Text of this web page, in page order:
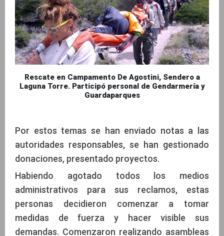
Rescate en Campamento De Agostini, Sendero a
Laguna Torre. Participó personal de Gendarmería y
Guardaparques
Por estos temas se han enviado notas a las
autoridades responsables, se han gestionado
donaciones, presentado proyectos.
Habiendo agotado todos los medios
administrativos para sus reclamos, estas
personas decidieron comenzar a tomar
medidas de fuerza y hacer visible sus
demandas. Comenzaron realizando asambleas